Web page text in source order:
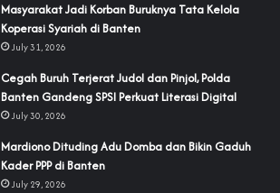
‎Masyarakat Jadi Korban Buruknya Tata Kelola
Koperasi Syariah di Banten
July 31, 2026
Cegah Buruh Terjerat Judol dan Pinjol, Polda
Banten Gandeng SPSI Perkuat Literasi Digital
July 30, 2026
‎Mardiono Dituding Adu Domba dan Bikin Gaduh
Kader PPP di Banten
July 29, 2026